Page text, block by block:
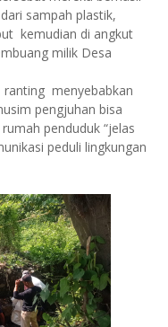
sampah plastik,
kemudian di angkut
milik Desa
menyebabkan
pengjuhan bisa
penduduk “jelas
peduli lingkungan